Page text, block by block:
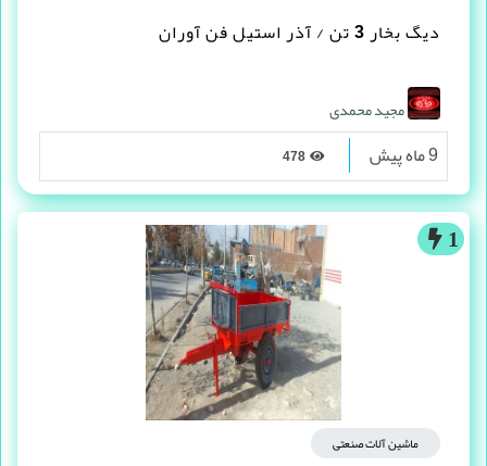
دیگ بخار 3 تن / آذر استیل فن آوران
مجید محمدی
9 ماه پیش
1
ماشین آلات صنعتی